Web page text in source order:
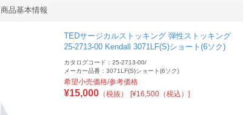
商品基本情報
TEDサージカルストッキング 弾性ストッキング
25-2713-00 Kendall 3071LF(S)ショート(6ソク)
カタログコード：25-2713-00/
メーカー品番：3071LF(S)ショート(6ソク)
希望小売価格/参考価格
¥15,000 （税抜） [¥16,500（税込）]